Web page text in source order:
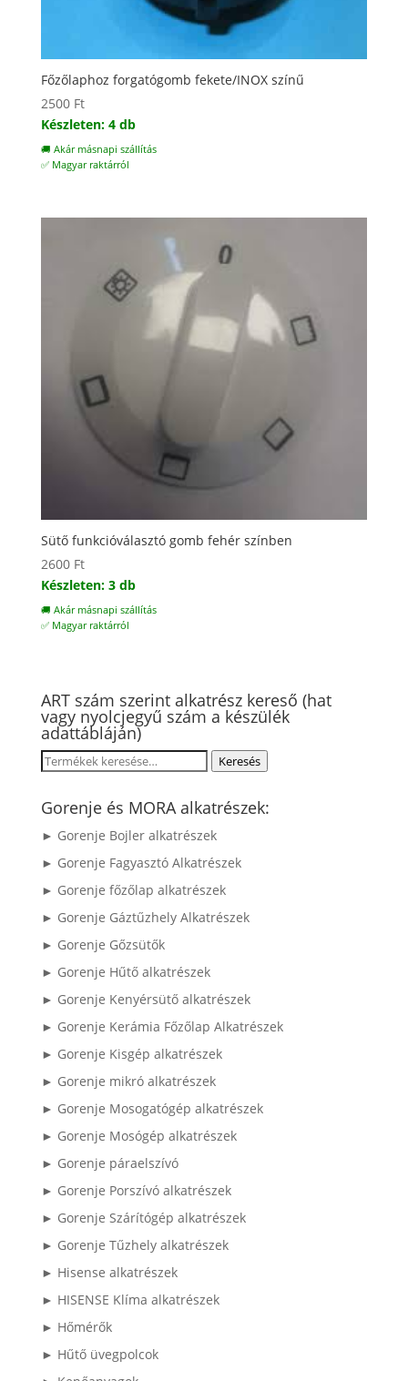
Főzőlaphoz forgatógomb fekete/INOX színű
2500 Ft
Készleten: 4 db
🚚 Akár másnapi szállítás
✅ Magyar raktárról
Sütő funkcióválasztó gomb fehér színben
2600 Ft
Készleten: 3 db
🚚 Akár másnapi szállítás
✅ Magyar raktárról
ART szám szerint alkatrész kereső (hat
vagy nyolcjegyű szám a készülék
adattábláján)
Keresés
következőre:
Keresés
Gorenje és MORA alkatrészek:
► Gorenje Bojler alkatrészek
► Gorenje Fagyasztó Alkatrészek
► Gorenje főzőlap alkatrészek
► Gorenje Gáztűzhely Alkatrészek
► Gorenje Gőzsütők
► Gorenje Hűtő alkatrészek
► Gorenje Kenyérsütő alkatrészek
► Gorenje Kerámia Főzőlap Alkatrészek
► Gorenje Kisgép alkatrészek
► Gorenje mikró alkatrészek
► Gorenje Mosogatógép alkatrészek
► Gorenje Mosógép alkatrészek
► Gorenje páraelszívó
► Gorenje Porszívó alkatrészek
► Gorenje Szárítógép alkatrészek
► Gorenje Tűzhely alkatrészek
► Hisense alkatrészek
► HISENSE Klíma alkatrészek
► Hőmérők
► Hűtő üvegpolcok